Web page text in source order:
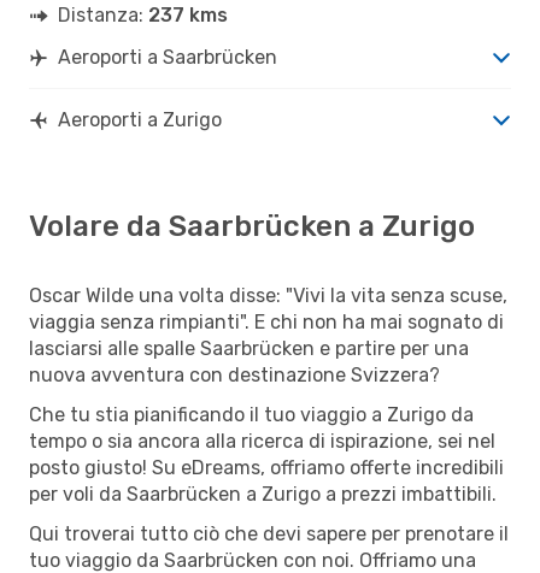
Distanza: 237 kms
Aeroporti a Saarbrücken
Aeroporti a Zurigo
Volare da Saarbrücken a Zurigo
Oscar Wilde una volta disse: "Vivi la vita senza scuse,
viaggia senza rimpianti". E chi non ha mai sognato di
lasciarsi alle spalle Saarbrücken e partire per una
nuova avventura con destinazione Svizzera?
Che tu stia pianificando il tuo viaggio a Zurigo da
tempo o sia ancora alla ricerca di ispirazione, sei nel
posto giusto! Su eDreams, offriamo offerte incredibili
per voli da Saarbrücken a Zurigo a prezzi imbattibili.
Qui troverai tutto ciò che devi sapere per prenotare il
tuo viaggio da Saarbrücken con noi. Offriamo una